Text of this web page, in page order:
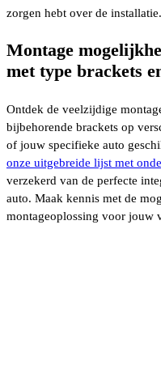
zorgen hebt over de installatie.
Montage
met type brackets
Ontdek de veelzijdige
bijbehorende brackets op
of jouw specifieke auto
onze uitgebreide lijst met
verzekerd van de perfecte
auto. Maak kennis met de
montageoplossing voor jouw